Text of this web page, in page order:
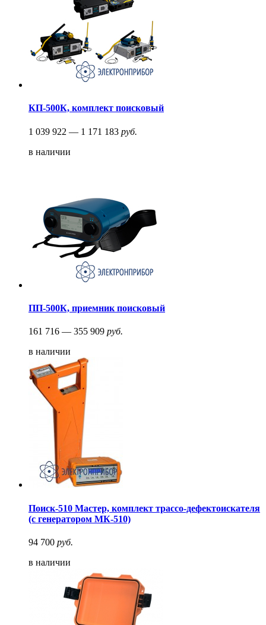
КП-500К, комплект поисковый
1 039 922 — 1 171 183 руб.
в наличии
ПП-500К, приемник поисковый
161 716 — 355 909 руб.
в наличии
Поиск-510 Мастер, комплект трассо-дефектоискателя
(с генератором МК-510)
94 700 руб.
в наличии